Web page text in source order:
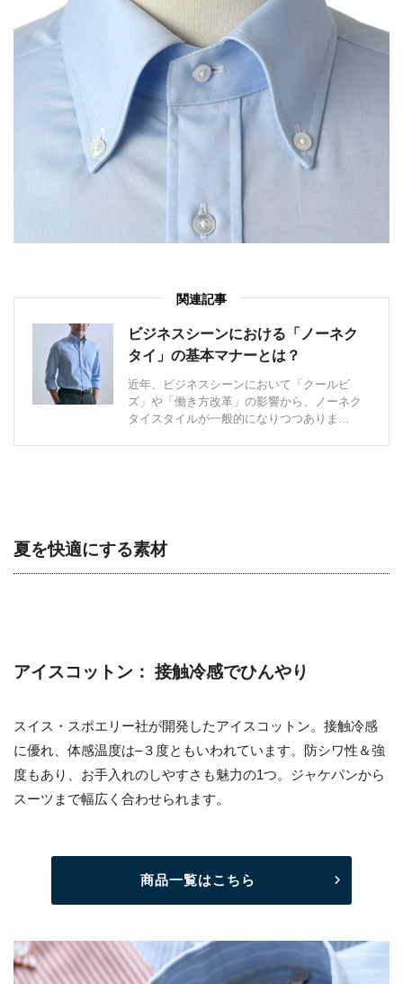
関連記事
ビジネスシーンにおける「ノーネク
タイ」の基本マナーとは？
近年、ビジネスシーンにおいて「クールビ
ズ」や「働き方改革」の影響から、ノーネク
タイスタイルが一般的になりつつありま...
夏を快適にする素材
アイスコットン： 接触冷感でひんやり
スイス・スポエリー社が開発したアイスコットン。接触冷感
に優れ、体感温度は–３度ともいわれています。防シワ性＆強
度もあり、お手入れのしやすさも魅力の1つ。ジャケパンから
スーツまで幅広く合わせられます。
商品一覧はこちら